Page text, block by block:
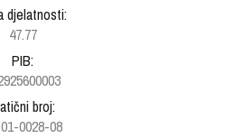
djelatnosti:
47.77
PIB:
broj:
0028-08